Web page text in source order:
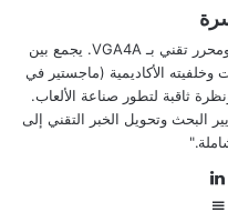
"صحفي متخصص في الإعلام الإلكتروني ومحرر تقني بـ VGA4A. يجمع بين
وخلفيته الأكاديمية (ماجستير في
ثاقبة لتطور صناعة الألعاب.
البحث وتحويل الخبر التقني إلى
لينكدإن